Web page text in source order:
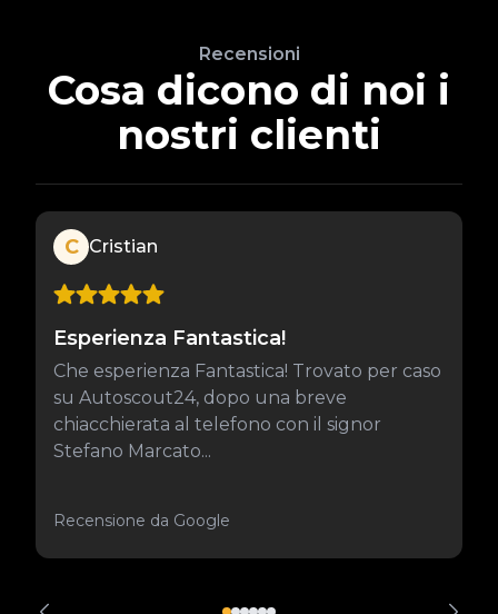
Recensioni
Cosa dicono di noi i
nostri clienti
C Cristian
Esperienza Fantastica!
Che esperienza Fantastica! Trovato per caso
su Autoscout24, dopo una breve
chiacchierata al telefono con il signor
Stefano Marcato...
Recensione da Google